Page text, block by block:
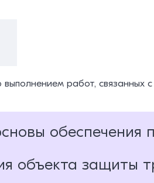
работ,
обеспечения
области пожарной безопасности
объекта защиты